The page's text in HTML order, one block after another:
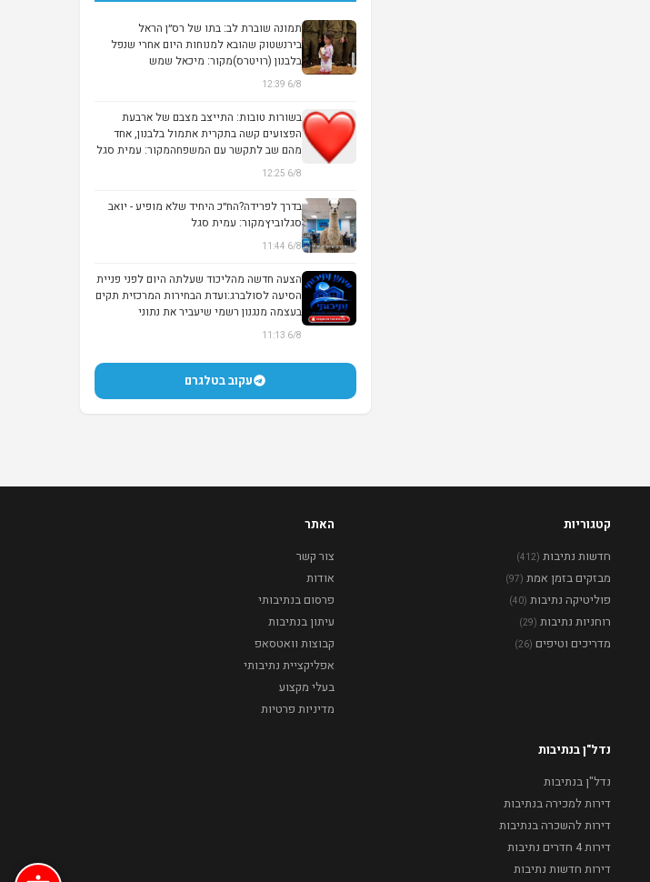
תמונה שוברת לב: בתו של רס״ן הראל
בירנשטוק שהובא למנוחות היום אחרי שנפל
בלבנון (רויטרס)מקור: מיכאל שמש
6/8 12:39
בשורות טובות: התייצב מצבם של ארבעת
הפצועים קשה בתקרית אתמול בלבנון, אחד
מהם שב לתקשר עם המשפחהמקור: עמית סגל
6/8 12:25
בדרך לפרידה?הח״כ היחיד שלא מופיע - יואב
סגלוביץמקור: עמית סגל
6/8 11:44
הצעה חדשה מהליכוד שעלתה היום לפני פניית
הסיעה לסולברג:ועדת הבחירות המרכזית תקים
בעצמה מנגנון רשמי שיעביר את נתוני
ההצבעה...
6/8 11:13
עקוב בטלגרם
קטגוריות
חדשות נתיבות (412)
מבזקים בזמן אמת (97)
פוליטיקה נתיבות (40)
רוחניות נתיבות (29)
מדריכים וטיפים (26)
האתר
צור קשר
אודות
פרסום בנתיבותי
עיתון בנתיבות
קבוצות וואטסאפ
אפליקציית נתיבותי
בעלי מקצוע
מדיניות פרטיות
נדל"ן בנתיבות
נדל"ן בנתיבות
דירות למכירה בנתיבות
דירות להשכרה בנתיבות
דירות 4 חדרים נתיבות
דירות חדשות נתיבות